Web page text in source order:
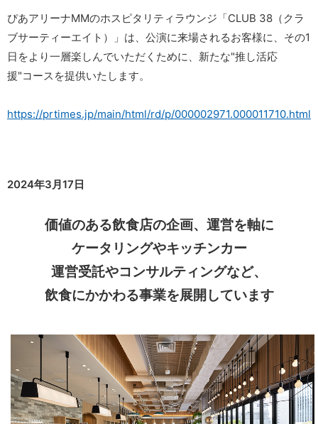
ぴあアリーナMMのホスピタリティラウンジ「CLUB 38（クラ
ブサーティーエイト）」は、公演に来場されるお客様に、その1
日をより一層楽しんでいただくために、新たな"推し活応
援"コースを提供いたします。
https://prtimes.jp/main/html/rd/p/000002971.000011710.html
2024年3月17日
価値のある飲食店の企画、運営を軸に
ケータリングやキッチンカー
運営受託やコンサルティングなど、
飲食にかかわる事業を展開しています